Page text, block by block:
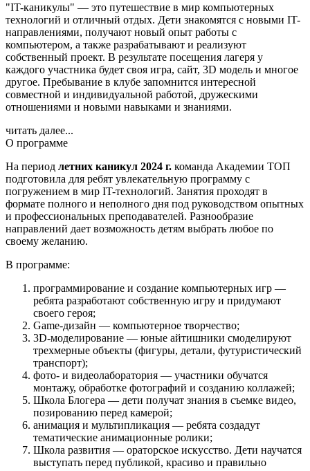
"IT-каникулы" — это путешествие в мир компьютерных
технологий и отличный отдых. Дети знакомятся с новыми IT-
направлениями, получают новый опыт работы с
компьютером, а также разрабатывают и реализуют
собственный проект. В результате посещения лагеря у
каждого участника будет своя игра, сайт, 3D модель и многое
другое. Пребывание в клубе запомнится интересной
совместной и индивидуальной работой, дружескими
отношениями и новыми навыками и знаниями.
читать далее...
О программе
На период летних каникул 2024 г. команда Академии ТОП
подготовила для ребят увлекательную программу с
погружением в мир IT-технологий. Занятия проходят в
формате полного и неполного дня под руководством опытных
и профессиональных преподавателей. Разнообразие
направлений дает возможность детям выбрать любое по
своему желанию.
В программе:
программирование и создание компьютерных игр —
ребята разработают собственную игру и придумают
своего героя;
Game-дизайн — компьютерное творчество;
3D-моделирование — юные айтишники смоделируют
трехмерные объекты (фигуры, детали, футуристический
транспорт);
фото- и видеолаборатория — участники обучатся
монтажу, обработке фотографий и созданию коллажей;
Школа Блогера — дети получат знания в съемке видео,
позированию перед камерой;
анимация и мультипликация — ребята создадут
тематические анимационные ролики;
Школа развития — ораторское искусство. Дети научатся
выступать перед публикой, красиво и правильно